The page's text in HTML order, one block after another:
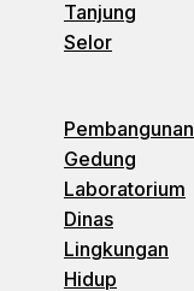
Tanjung
Selor
Pembangunan
Gedung
Laboratorium
Dinas
Lingkungan
Hidup